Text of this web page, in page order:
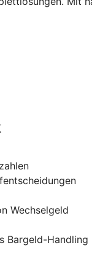
Wechselgeld
Bargeld-Handling